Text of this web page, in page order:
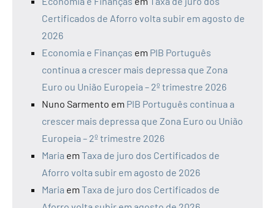
Certificados de Aforro volta subir em agosto de
2026
Economia e Finanças em PIB Português
continua a crescer mais depressa que Zona
Euro ou União Europeia – 2º trimestre 2026
Nuno Sarmento em PIB Português continua a
crescer mais depressa que Zona Euro ou União
Europeia – 2º trimestre 2026
Maria em Taxa de juro dos Certificados de
Aforro volta subir em agosto de 2026
Maria em Taxa de juro dos Certificados de